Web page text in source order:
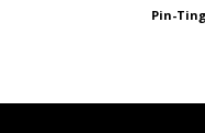
Pin-